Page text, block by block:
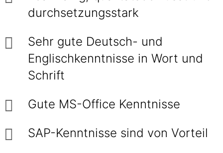
durchsetzungsstark
Sehr gute Deutsch- und
Englischkenntnisse in Wort und
Schrift
Gute MS-Office Kenntnisse
SAP-Kenntnisse sind von Vorteil